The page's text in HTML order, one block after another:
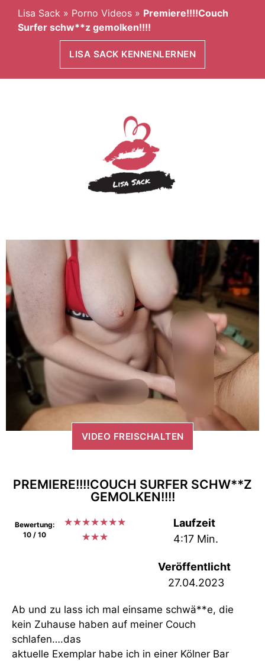
Lisa Sack » Porno Videos » Premiere!!!!Couch
Surfer schw**z gemolken!!!!
LISA SACK KENNENLERNEN
VIDEO FREISCHALTEN
PREMIERE!!!!COUCH SURFER SCHW**Z
GEMOLKEN!!!!
Bewertung:
10 / 10
★★★★★★★
★★★
Laufzeit
4:17 Min.
Veröffentlicht
27.04.2023
Ab und zu lass ich mal einsame schwä**e, die
kein Zuhause haben auf meiner Couch
schlafen….das
aktuelle Exemplar habe ich in einer Kölner Bar